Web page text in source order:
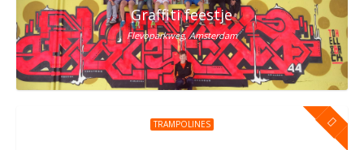
Graffiti feestje
Flevoparkweg, Amsterdam
TRAMPOLINES